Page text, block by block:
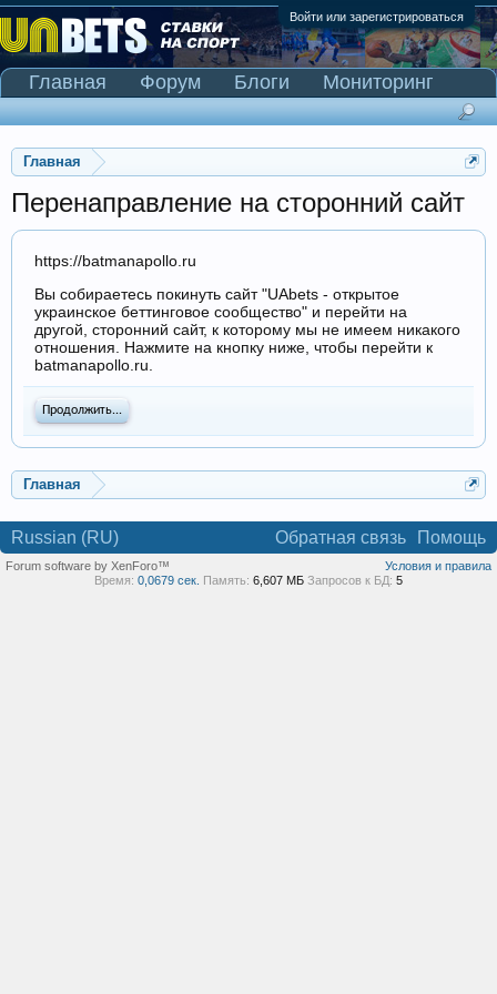
Войти или зарегистрироваться
Главная
Перенаправление на сторонний сайт
https://batmanapollo.ru
Вы собираетесь покинуть сайт "UAbets - открытое
украинское беттинговое сообщество" и перейти на
другой, сторонний сайт, к которому мы не имеем никакого
отношения. Нажмите на кнопку ниже, чтобы перейти к
batmanapollo.ru.
Продолжить...
Главная
Главная Форум Блоги
Мониторинг
Сканер Pinnacle
Russian (RU) Обратная связь Помощь
Условия и правила
Forum software by XenForo™
Время: 0,0679 сек. Память: 6,607 МБ Запросов к БД: 5